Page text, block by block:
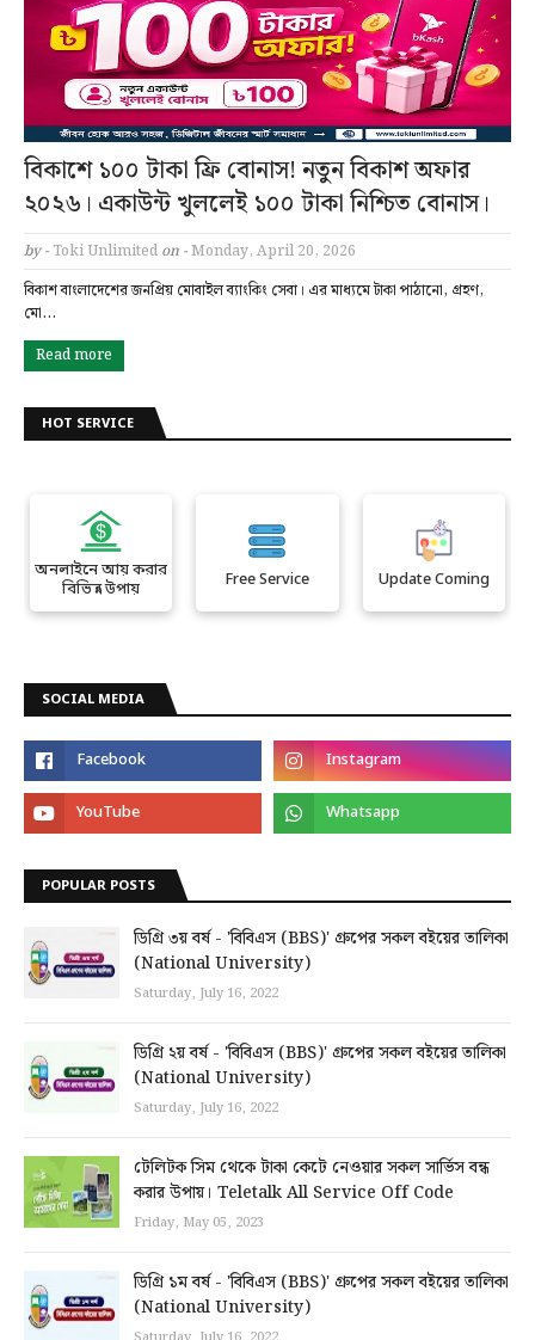
বিকাশে ১০০ টাকা ফ্রি বোনাস! নতুন বিকাশ অফার
২০২৬। একাউন্ট খুললেই ১০০ টাকা নিশ্চিত বোনাস।
by - Toki Unlimited on -Monday, April 20, 2026
বিকাশ বাংলাদেশের জনপ্রিয় মোবাইল ব্যাংকিং সেবা। এর মাধ্যমে টাকা পাঠানো, গ্রহণ,
মো…
Read more
HOT SERVICE
অনলাইনে আয় করার
বিভিন্ন উপায়
Free Service Update Coming
SOCIAL MEDIA
POPULAR POSTS
ডিগ্রি ৩য় বর্ষ - 'বিবিএস (BBS)' গ্রুপের সকল বইয়ের তালিকা
(National University)
Saturday, July 16, 2022
ডিগ্রি ২য় বর্ষ - 'বিবিএস (BBS)' গ্রুপের সকল বইয়ের তালিকা
(National University)
Saturday, July 16, 2022
টেলিটক সিম থেকে টাকা কেটে নেওয়ার সকল সার্ভিস বন্ধ
করার উপায়। Teletalk All Service Off Code
Friday, May 05, 2023
ডিগ্রি ১ম বর্ষ - 'বিবিএস (BBS)' গ্রুপের সকল বইয়ের তালিকা
(National University)